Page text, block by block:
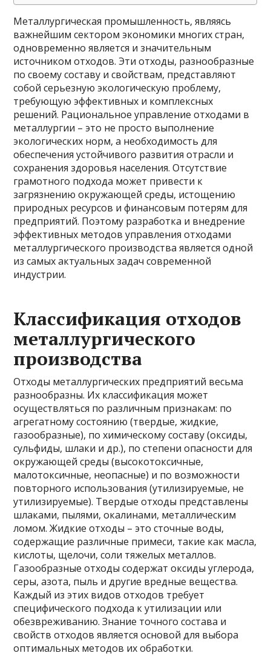
Металлургическая промышленность, являясь
важнейшим сектором экономики многих стран,
одновременно является и значительным
источником отходов. Эти отходы, разнообразные
по своему составу и свойствам, представляют
собой серьезную экологическую проблему,
требующую эффективных и комплексных
решений. Рациональное управление отходами в
металлургии – это не просто выполнение
экологических норм, а необходимость для
обеспечения устойчивого развития отрасли и
сохранения здоровья населения. Отсутствие
грамотного подхода может привести к
загрязнению окружающей среды, истощению
природных ресурсов и финансовым потерям для
предприятий. Поэтому разработка и внедрение
эффективных методов управления отходами
металлургического производства является одной
из самых актуальных задач современной
индустрии.
Классификация отходов
металлургического
производства
Отходы металлургических предприятий весьма
разнообразны. Их классификация может
осуществляться по различным признакам: по
агрегатному состоянию (твердые, жидкие,
газообразные), по химическому составу (оксиды,
сульфиды, шлаки и др.), по степени опасности для
окружающей среды (высокотоксичные,
малотоксичные, неопасные) и по возможности
повторного использования (утилизируемые, не
утилизируемые). Твердые отходы представлены
шлаками, пылями, окалинами, металлическим
ломом. Жидкие отходы – это сточные воды,
содержащие различные примеси, такие как масла,
кислоты, щелочи, соли тяжелых металлов.
Газообразные отходы содержат оксиды углерода,
серы, азота, пыль и другие вредные вещества.
Каждый из этих видов отходов требует
специфического подхода к утилизации или
обезвреживанию. Знание точного состава и
свойств отходов является основой для выбора
оптимальных методов их обработки.